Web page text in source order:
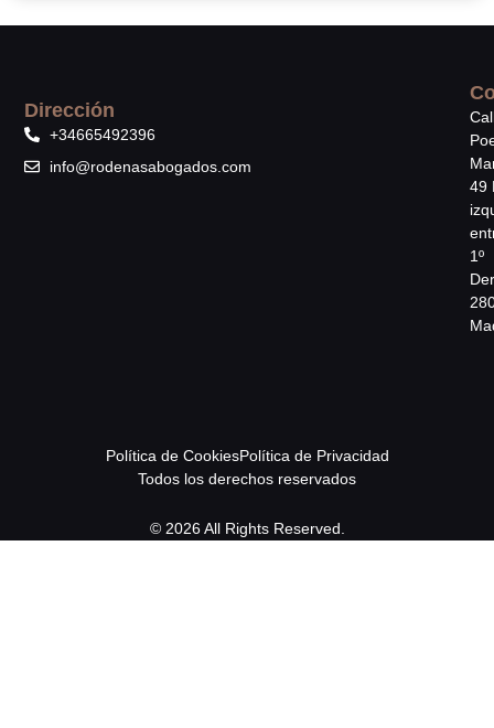
49
1º
Dirección
+34665492396
info@rodenasabogados.com
Política de CookiesPolítica de Privacidad
Todos los derechos reservados
© 2026 All Rights Reserved.